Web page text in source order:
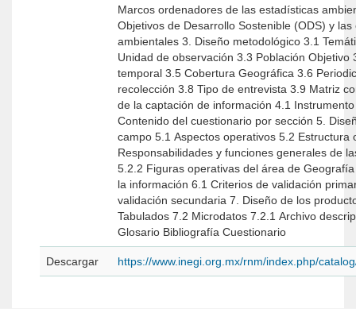
Marcos ordenadores de las estadísticas ambientales
Objetivos de Desarrollo Sostenible (ODS) y las
ambientales 3. Diseño metodológico 3.1 Temática del módulo 3.2
Unidad de observación 3.3 Población Objetivo 3.4 Referencia
temporal 3.5 Cobertura Geográfica 3.6 Periodicidad 3.7 Método de
recolección 3.8 Tipo de entrevista 3.9 Matriz conceptual 4. Diseño
de la captación de información 4.1 Instrumento de captación 4.1.1
Contenido del cuestionario por sección 5. Diseño del operativo de
campo 5.1 Aspectos operativos 5.2 Estructura operativa 5.2.1
Responsabilidades y funciones generales de
5.2.2 Figuras operativas del área de Geografía 6. Procesamiento
la información 6.1 Criterios de validación primaria 6.2 Criterios de
validación secundaria 7. Diseño de los productos de difusión 7.1
Tabulados 7.2 Microdatos 7.2.1 Archivo descriptor 7.3 Metadatos
Glosario Bibliografía Cuestionario
Descargar https://www.inegi.org.mx/rnm/index.php/